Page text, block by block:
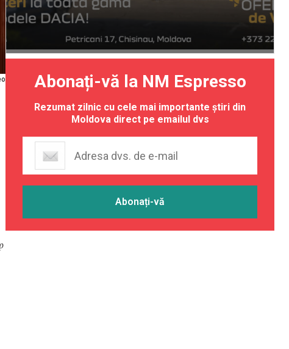
Abonați-vă la NM Espresso
Rezumat zilnic cu cele mai importante știri din
Moldova direct pe emailul dvs